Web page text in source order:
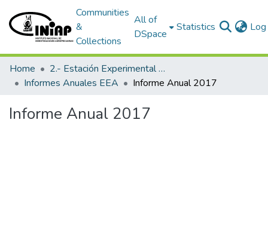
Communities
&
Collections
All of
DSpace
Statistics
Home
2.- Estación Experimental Austro
Informes Anuales EEA
Informe Anual 2017
Informe Anual 2017